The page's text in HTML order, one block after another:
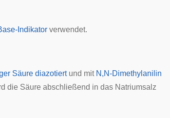
Indikator verwendet.
Säure diazotiertund mit N,N-Dimethylanilin
die Säure abschließend in das Natriumsalz